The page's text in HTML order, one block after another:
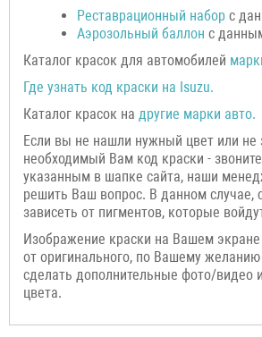
Реставрационный набор с
Аэрозольный баллон с
Каталог красок для автомобилей
Где узнать код краски на Isuzu.
Каталог красок на другие марки авто.
Если вы не нашли нужный цвет или не
необходимый Вам код краски -
указанным в шапке сайта, наши
решить Ваш вопрос. В данном случае,
зависеть от пигментов, которые
Изображение краски на Вашем
от оригинального, по Вашему
сделать дополнительные фото/видео
цвета.